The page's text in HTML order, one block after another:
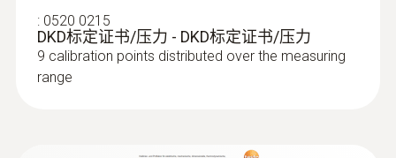
: 0520 0215
DKD标定证书/压力 - DKD标定证书/压力
9 calibration points distributed over the measuring
range